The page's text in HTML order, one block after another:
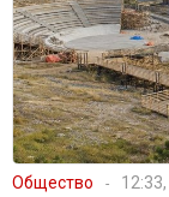
Общество